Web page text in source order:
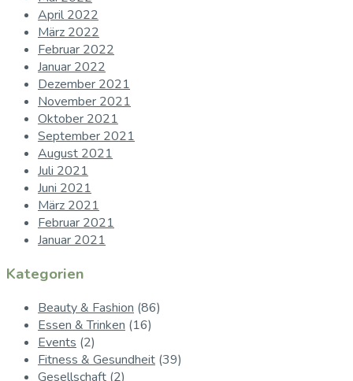
April 2022
März 2022
Februar 2022
Januar 2022
Dezember 2021
November 2021
Oktober 2021
September 2021
August 2021
Juli 2021
Juni 2021
März 2021
Februar 2021
Januar 2021
Kategorien
Beauty & Fashion (86)
Essen & Trinken (16)
Events (2)
Fitness & Gesundheit (39)
Gesellschaft (2)